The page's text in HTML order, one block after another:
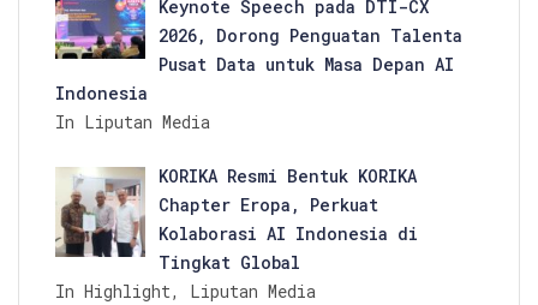
Keynote Speech pada DTI-CX
2026, Dorong Penguatan Talenta
Pusat Data untuk Masa Depan AI
Indonesia
In Liputan Media
KORIKA Resmi Bentuk KORIKA
Chapter Eropa, Perkuat
Kolaborasi AI Indonesia di
Tingkat Global
In Highlight, Liputan Media